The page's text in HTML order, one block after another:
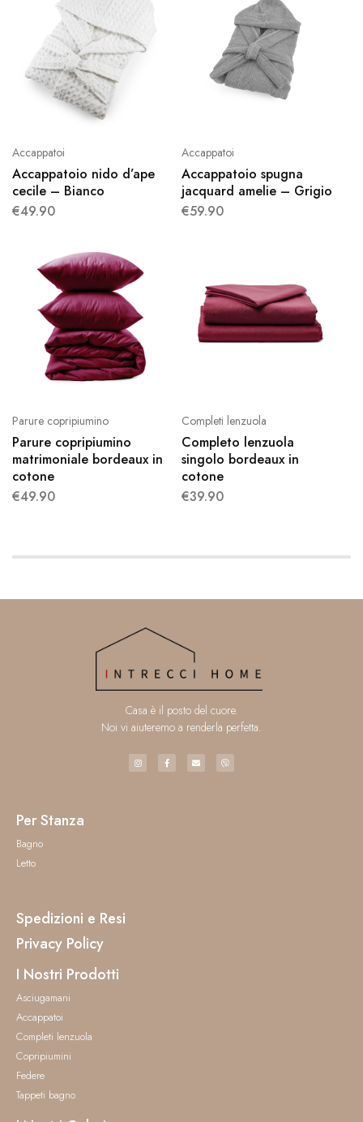
Accappatoi
Accappatoio nido d’ape
cecile – Bianco
€49.90
Accappatoi
Accappatoio spugna
jacquard amelie – Grigio
€59.90
Parure copripiumino
Parure copripiumino
matrimoniale bordeaux in
cotone
€49.90
Completi lenzuola
Completo lenzuola
singolo bordeaux in
cotone
€39.90
Casa è il posto del cuore.
Noi vi aiuteremo a renderla perfetta.
Per Stanza
Bagno
Letto
Spedizioni e Resi
Privacy Policy
I Nostri Prodotti
Asciugamani
Accappatoi
Completi lenzuola
Copripiumini
Federe
Tappeti bagno